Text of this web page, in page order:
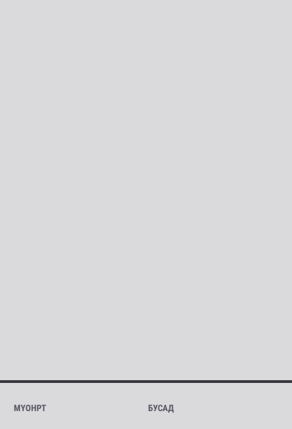
МҮОНРТ БУСАД